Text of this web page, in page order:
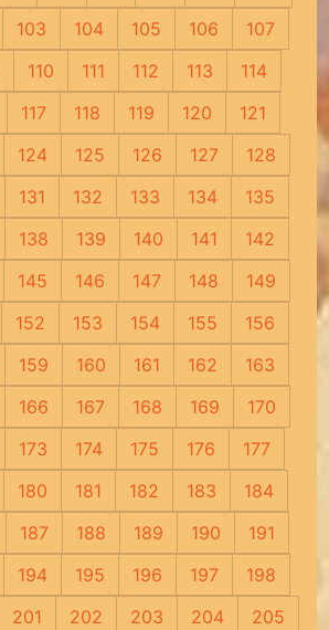
103 104 105 106
107
110 111 112 113
114
117 118 119 120
121
124 125 126 127
128
131 132 133 134
135
138 139 140 141
142
145 146 147 148
149
152 153 154 155
156
159 160 161 162
163
166 167 168 169
170
173 174 175 176
177
180 181 182 183
184
187 188 189 190
191
194 195 196 197
198
201 202 203 204
205